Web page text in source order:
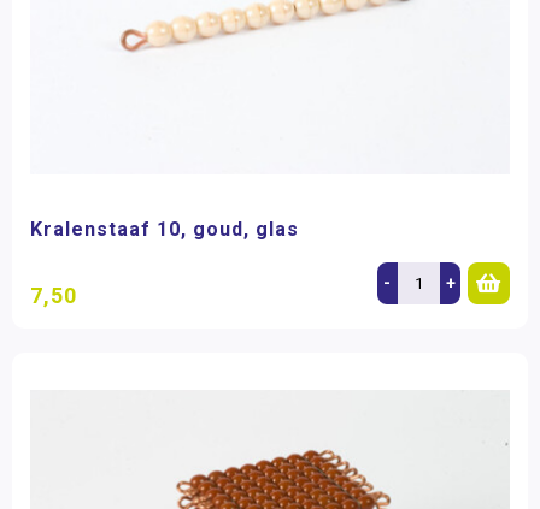
Kralenstaaf 10, goud, glas
7,50 - +